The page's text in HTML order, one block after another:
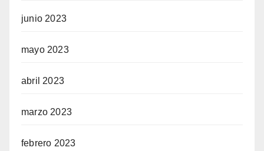
junio 2023
mayo 2023
abril 2023
marzo 2023
febrero 2023